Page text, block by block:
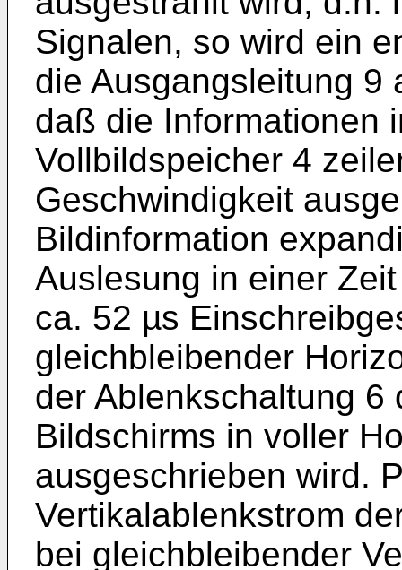
Signalen, so wird ein
die Ausgangsleitung 9
daß die Informationen
Vollbildspeicher 4
Geschwindigkeit
Bildinformation
Auslesung in einer
ca. 52 µs
gleichbleibender
der Ablenkschaltung 6
Bildschirms in voller
ausgeschrieben wird.
Vertikalablenkstrom
bei gleichbleibender